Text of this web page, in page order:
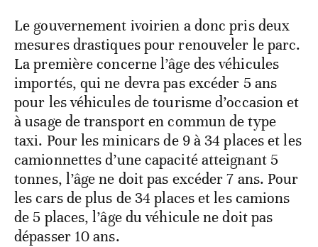
Le gouvernement ivoirien a donc pris deux
mesures drastiques pour renouveler le parc.
La première concerne l’âge des véhicules
importés, qui ne devra pas excéder 5 ans
pour les véhicules de tourisme d’occasion et
à usage de transport en commun de type
taxi. Pour les minicars de 9 à 34 places et les
camionnettes d’une capacité atteignant 5
tonnes, l’âge ne doit pas excéder 7 ans. Pour
les cars de plus de 34 places et les camions
de 5 places, l’âge du véhicule ne doit pas
dépasser 10 ans.